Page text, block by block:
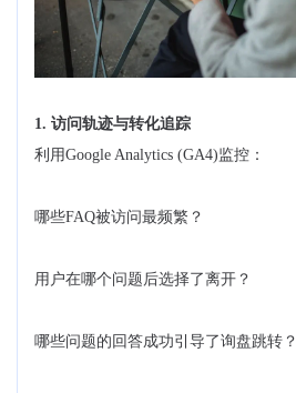
1. 访问轨迹与转化追踪
利用Google Analytics (GA4)监控：
哪些FAQ被访问最频繁？
用户在哪个问题后选择了离开？
哪些问题的回答成功引导了询盘跳转？